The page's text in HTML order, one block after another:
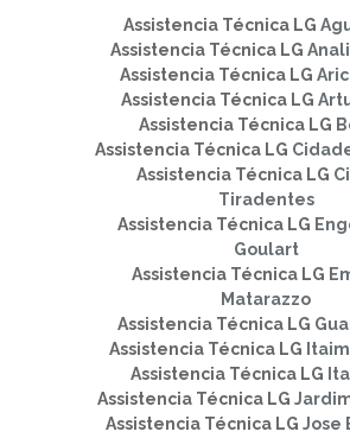
Assistencia Técnica LG
Assistencia Técnica LG
Assistencia Técnica LG
Assistencia Técnica LG
Assistencia Técnica LG
Assistencia Técnica LG
Assistencia Técnica LG
Tiradentes
Assistencia Técnica LG
Goulart
Assistencia Técnica LG
Matarazzo
Assistencia Técnica LG
Assistencia Técnica LG
Assistencia Técnica LG
Assistencia Técnica LG
Assistencia Técnica LG Jose